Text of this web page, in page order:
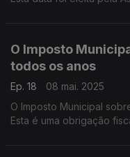
O Imposto
todos os anos
Ep. 18
08 mai. 2025
O Imposto Municipal
Esta é uma obrigação